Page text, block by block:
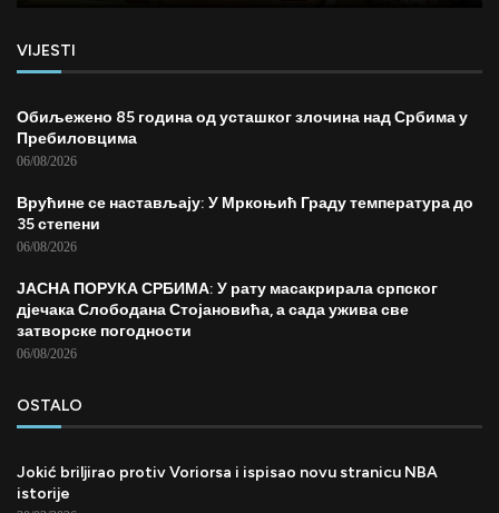
VIJESTI
Обиљежено 85 година од усташког злочина над Србима у
Пребиловцима
06/08/2026
Врућине се настављају: У Мркоњић Граду температура до
35 степени
06/08/2026
ЈАСНА ПОРУКА СРБИМА: У рату масакрирала српског
дјечака Слободана Стојановића, а сада ужива све
затворске погодности
06/08/2026
OSTALO
Jokić briljirao protiv Voriorsa i ispisao novu stranicu NBA
istorije